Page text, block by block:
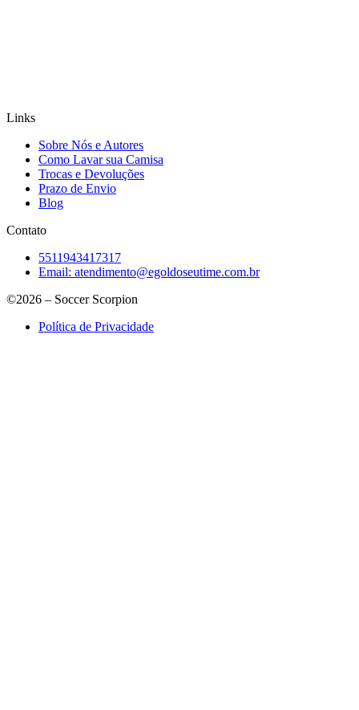
Links
Sobre Nós e Autores
Como Lavar sua Camisa
Trocas e Devoluções
Prazo de Envio
Blog
Contato
5511943417317
Email: atendimento@egoldoseutime.com.br
©2026 – Soccer Scorpion
Política de Privacidade